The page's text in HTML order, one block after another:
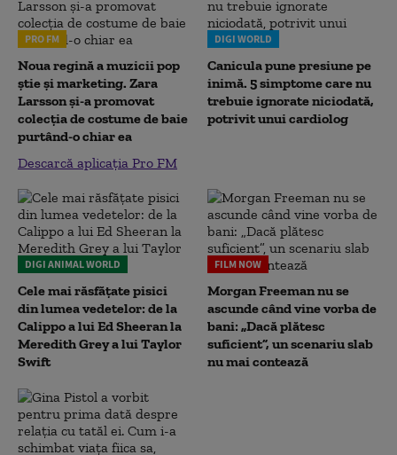
PRO FM
Noua regină a muzicii pop
știe și marketing. Zara
Larsson și-a promovat
colecția de costume de baie
purtând-o chiar ea
Descarcă aplicația Pro FM
DIGI WORLD
Canicula pune presiune pe
inimă. 5 simptome care nu
trebuie ignorate niciodată,
potrivit unui cardiolog
DIGI ANIMAL WORLD
Cele mai răsfățate pisici
din lumea vedetelor: de la
Calippo a lui Ed Sheeran la
Meredith Grey a lui Taylor
Swift
FILM NOW
Morgan Freeman nu se
ascunde când vine vorba de
bani: „Dacă plătesc
suficient”, un scenariu slab
nu mai contează